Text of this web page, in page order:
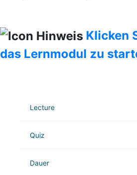
Klicken
das Lernmodul zu
Lecture
Quiz
Dauer